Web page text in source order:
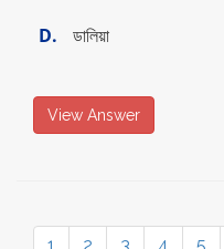
D.
ডালিয়া
View Answer